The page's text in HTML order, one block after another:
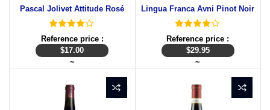
Pascal Jolivet Attitude Rosé
Reference price :
$17.00
~
Lingua Franca Avni Pinot Noir
Reference price :
$29.95
~